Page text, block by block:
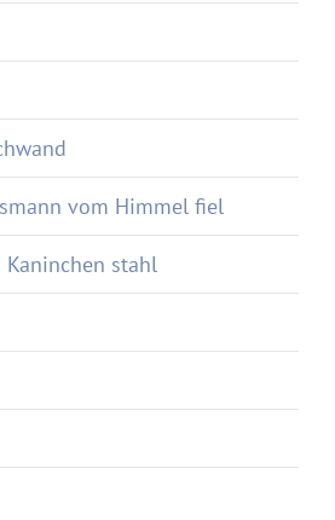
vom Himmel fiel
stahl